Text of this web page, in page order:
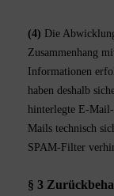
(4) Die
Zusammenhang
Informationen
haben deshalb
hinterlegte E-
Mails technisch
SPAM-Filter
§ 3